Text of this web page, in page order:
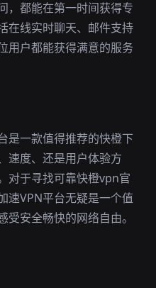
，都能在第一时间获得专
在线实时聊天、邮件支持
用户都能获得满意的服务
是一款值得推荐的快橙下
速度、还是用户体验方
对于寻找可靠快橙vpn官
速VPN平台无疑是一个值
安全畅快的网络自由。